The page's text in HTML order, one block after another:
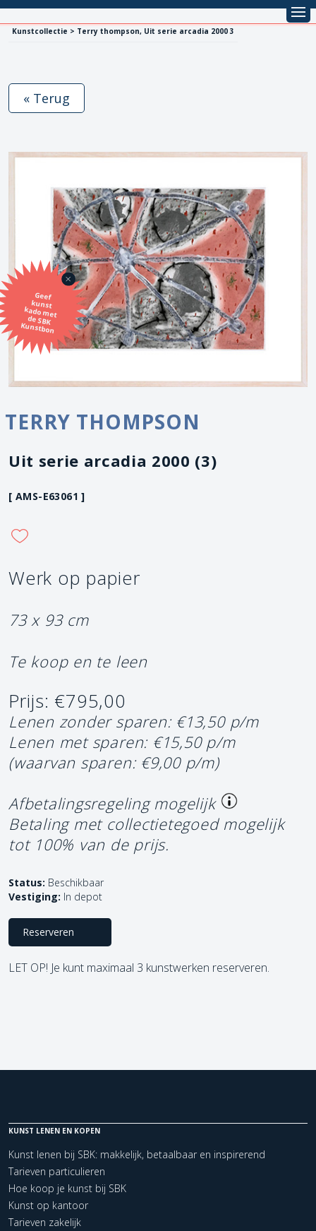
Kunstcollectie > Terry thompson, Uit serie arcadia 2000 3
Geef
kunst
kado met
de SBK
Kunstbon
« Terug
TERRY THOMPSON
Uit serie arcadia 2000 (3)
[ AMS-E63061 ]
Werk op papier
73 x 93 cm
Te koop en te leen
Prijs: €795,00
Lenen zonder sparen: €13,50 p/m
Lenen met sparen: €15,50 p/m
(waarvan sparen: €9,00 p/m)
Afbetalingsregeling mogelijk
Betaling met collectietegoed mogelijk
tot 100% van de prijs.
Status: Beschikbaar
Vestiging: In depot
Reserveren
LET OP! Je kunt maximaal 3 kunstwerken reserveren.
KUNST LENEN EN KOPEN
Kunst lenen bij SBK: makkelijk, betaalbaar en inspirerend
Tarieven particulieren
Hoe koop je kunst bij SBK
Kunst op kantoor
Tarieven zakelijk